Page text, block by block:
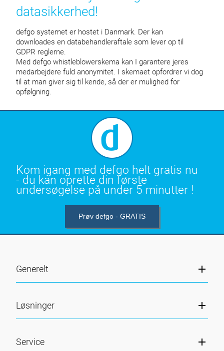
datasikkerhed!
defgo systemet er hostet i Danmark. Der kan
downloades en databehandleraftale som lever op til
GDPR reglerne.
Med defgo whistleblowerskema kan I garantere jeres
medarbejdere fuld anonymitet. I skemaet opfordrer vi dog
til at man giver sig til kende, så der er mulighed for
opfølgning.
Kom igang med defgo helt gratis nu
- du kan oprette din første
undersøgelse på under 5 minutter !
Prøv defgo - GRATIS
Generelt
Løsninger
Service